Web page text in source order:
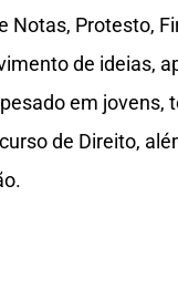
Notas, Protesto,
de ideias,
em jovens,
de Direito,